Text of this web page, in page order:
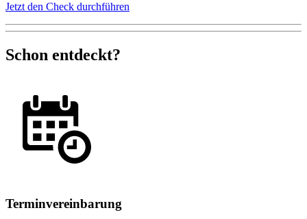
Jetzt den Check durchführen
Schon entdeckt?
Terminvereinbarung